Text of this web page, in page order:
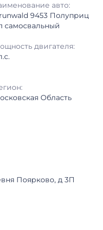
₽
Область
авто:
9453 Полуприц
самосвальный
двигателя:
Область
Поярково, д 3П